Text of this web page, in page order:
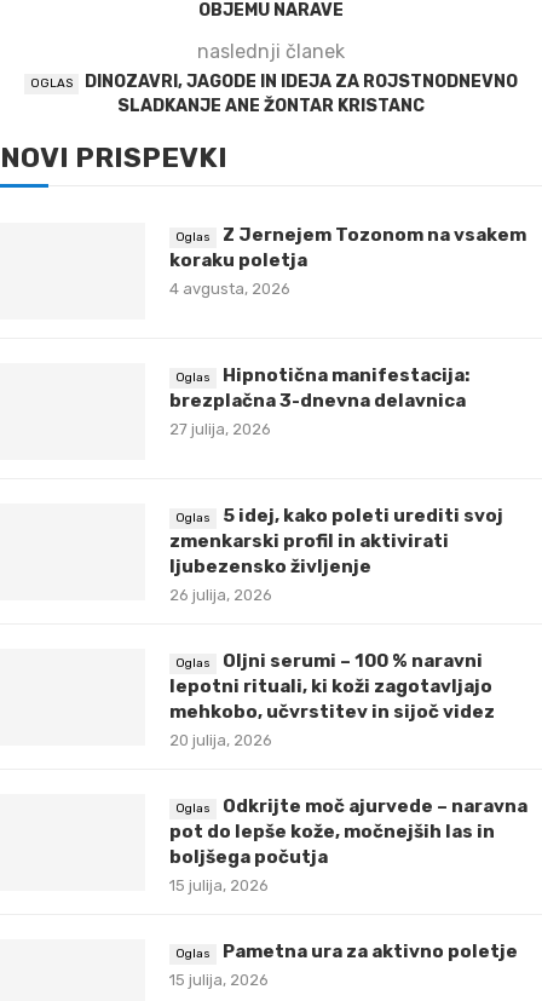
OBJEMU NARAVE
naslednji članek
DINOZAVRI, JAGODE IN IDEJA ZA ROJSTNODNEVNO
SLADKANJE ANE ŽONTAR KRISTANC
NOVI PRISPEVKI
Z Jernejem Tozonom na vsakem
koraku poletja
4 avgusta, 2026
Hipnotična manifestacija:
brezplačna 3-dnevna delavnica
27 julija, 2026
5 idej, kako poleti urediti svoj
zmenkarski profil in aktivirati
ljubezensko življenje
26 julija, 2026
Oljni serumi – 100 % naravni
lepotni rituali, ki koži zagotavljajo
mehkobo, učvrstitev in sijoč videz
20 julija, 2026
Odkrijte moč ajurvede – naravna
pot do lepše kože, močnejših las in
boljšega počutja
15 julija, 2026
Pametna ura za aktivno poletje
15 julija, 2026